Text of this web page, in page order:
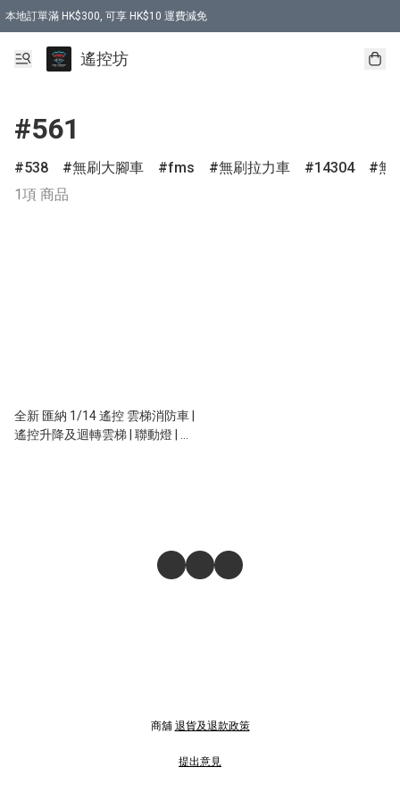
本地訂單滿 HK$300, 可享 HK$10 運費減免
購買 7.6V 6500mah 70C 電池 送 7.6V USB充電器
遙控坊
#561
538 無刷大腳車 fms 無刷拉力車 14304
無
1項 商品
全新 匯納 1/14 遙控 雲梯消防車 |
遙控升降及迴轉雲梯 | 聯動燈 | 消
商舖 退貨及退款政策
提出意見